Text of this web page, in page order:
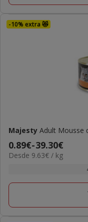
-10% extra 😻
Majesty Adult Mousse
Preço
de
a
0.89€-39.30€
9.63€
Desde 9.63€ / kg